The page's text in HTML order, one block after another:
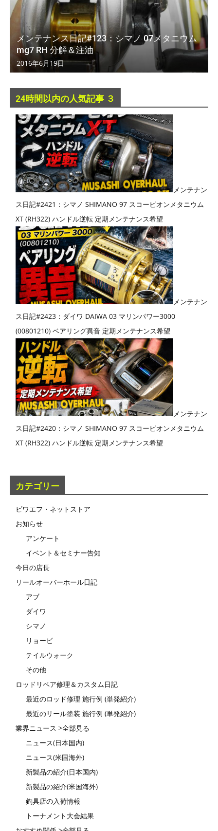
メンテナンス日記#123：シマノ 07メタニウム
mg7 RH 分解＆注油
2016年6月19日
24時間以内の人気記事 ３
メンテナン
ス日記#2421：シマノ SHIMANO 97 スコーピオンメタニウム
XT (RH322) ハンドル逆転 定期メンテナンス希望
メンテナン
ス日記#2423：ダイワ DAIWA 03 マリンパワー3000
(00801210) ベアリング異音 定期メンテナンス希望
メンテナン
ス日記#2420：シマノ SHIMANO 97 スコーピオンメタニウム
XT (RH322) ハンドル逆転 定期メンテナンス希望
カテゴリー
ビワエフ・ネットストア
お知らせ
アンケート
イベント＆セミナー告知
今日の店長
リールオーバーホール日記
アブ
ダイワ
シマノ
リョービ
テイルウォーク
その他
ロッドリペア修理＆カスタム日記
最近のロッド修理 施行例 (単発紹介)
最近のリール塗装 施行例 (単発紹介)
業界ニュース >全部見る
ニュース(日本国内)
ニュース(米国海外)
新製品の紹介(日本国内)
新製品の紹介(米国海外)
釣具店の入荷情報
トーナメント大会結果